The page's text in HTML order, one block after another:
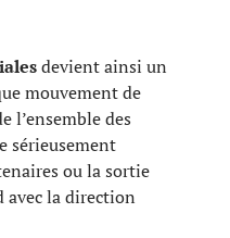
devient ainsi un
mouvement de
l’ensemble des
sérieusement
ou la sortie
avec la direction